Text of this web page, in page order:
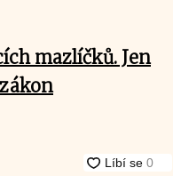
mazlíčků. Jen